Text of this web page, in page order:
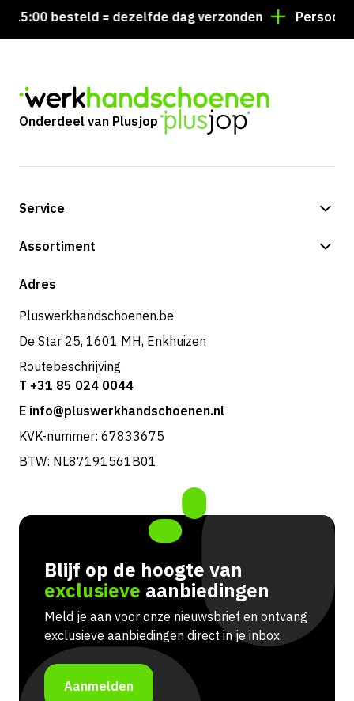
besteld = dezelfde dag verzonden Persoonlijk
Onderdeel van Plusjop
Service
Betalingsmogelijkheden
Retouren & service
Assortiment
Shop
Adres
Pluswerkhandschoenen.be
De Star 25, 1601 MH, Enkhuizen
Routebeschrijving
T +31 85 024 0044
E info@pluswerkhandschoenen.nl
KVK-nummer: 67833675
BTW: NL87191561B01
Blijf op de hoogte van
exclusieve aanbiedingen
Meld je aan voor onze nieuwsbrief en ontvang
exclusieve aanbiedingen direct in je inbox.
Aanmelden